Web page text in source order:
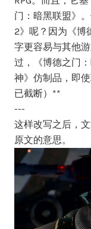
门：暗黑联盟》
2》呢？因为《博
字更容易与其他
过，《博德之门
神》仿制品，即
已截断）**
---
这样改写之后，
原文的意思。